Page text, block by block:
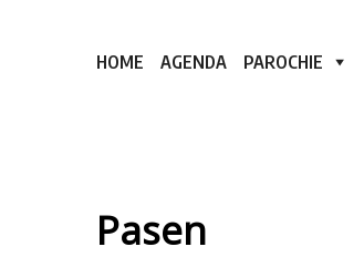
HOME AGENDA PAROCHIE
Pasen